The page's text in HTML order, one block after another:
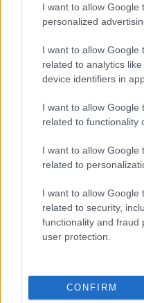
I want to allow Google
personalized
I want to allow Google
related to analytics
device identifiers in
I want to allow Google
related to functionality
I want to allow Google
related to
I want to allow Google
related to security,
functionality and fraud
user protection.
CONFIRM
partecipata diretta di
Il caso Begoña
vulnerabilità
Il capitolo più
Begoña Gómez,
indagini sul possibile
filone più esplosivo è
avrebbe ottenuto
pubblici dopo lettere di
firmate dalla moglie
criteri soggettivi,
distorsioni procedurali.